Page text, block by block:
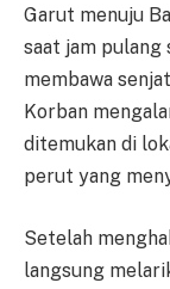
Garut menuju
saat jam pulang
membawa
Korban
ditemukan di
perut yang
Setelah
langsung